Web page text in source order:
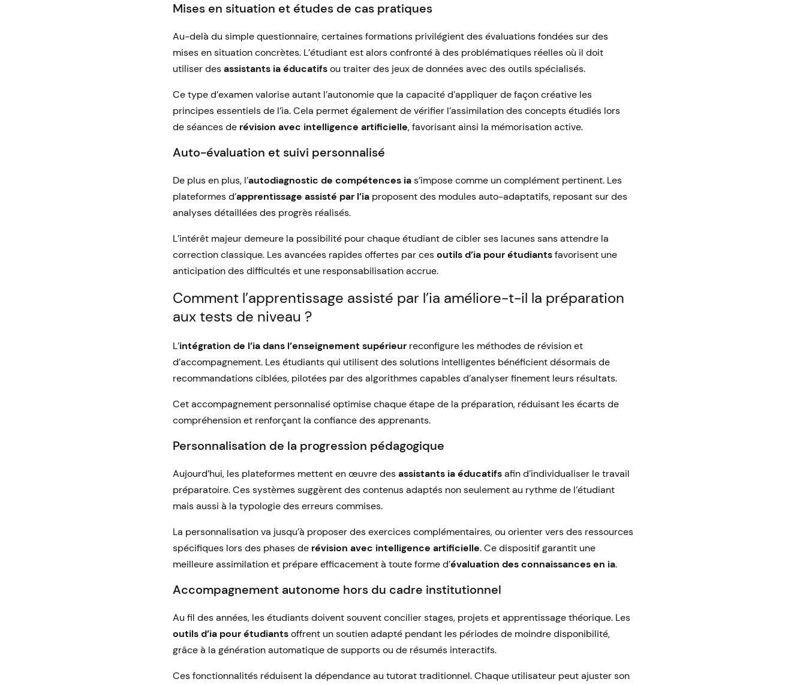
Mises en situation et études de cas pratiques
Au-delà du simple questionnaire, certaines formations privilégient des évaluations fondées sur des
mises en situation concrètes. L’étudiant est alors confronté à des problématiques réelles où il doit
utiliser desassistants ia éducatifsou traiter des jeux de données avec des outils spécialisés.
Ce type d’examen valorise autant l’autonomie que la capacité d’appliquer de façon créative les
principes essentiels de l’ia. Cela permet également de vérifier l’assimilation des concepts étudiés lors
de séances de révision avec intelligence artificielle, favorisant ainsi la mémorisation active.
Auto-évaluation et suivi personnalisé
De plus en plus, l’autodiagnostic de compétences ias’impose comme un complément pertinent. Les
plateformes d’apprentissage assisté par l’ia proposent des modules auto-adaptatifs, reposant sur des
analyses détaillées des progrès réalisés.
L’intérêt majeur demeure la possibilité pour chaque étudiant de cibler ses lacunes sans attendre la
correction classique. Les avancées rapides offertes par cesoutils d’ia pour étudiantsfavorisent une
anticipation des difficultés et une responsabilisation accrue.
Comment l’apprentissage assisté par l’ia améliore-t-il la préparation
aux tests de niveau ?
L’intégration de l’ia dans l’enseignement supérieur reconfigure les méthodes de révision et
d’accompagnement. Les étudiants qui utilisent des solutions intelligentes bénéficient désormais de
recommandations ciblées, pilotées par des algorithmes capables d’analyser finement leurs résultats.
Cet accompagnement personnalisé optimise chaque étape de la préparation, réduisant les écarts de
compréhension et renforçant la confiance des apprenants.
Personnalisation de la progression pédagogique
Aujourd’hui, les plateformes mettent en œuvre desassistants ia éducatifsafin d’individualiser le travail
préparatoire. Ces systèmes suggèrent des contenus adaptés non seulement au rythme de l’étudiant
mais aussi à la typologie des erreurs commises.
La personnalisation va jusqu’à proposer des exercices complémentaires, ou orienter vers des ressources
spécifiques lors des phases de révision avec intelligence artificielle. Ce dispositif garantit une
meilleure assimilation et prépare efficacement à toute forme d’évaluation des connaissances en ia.
Accompagnement autonome hors du cadre institutionnel
Au fil des années, les étudiants doivent souvent concilier stages, projets et apprentissage théorique. Les
outils d’ia pour étudiantsoffrent un soutien adapté pendant les périodes de moindre disponibilité,
grâce à la génération automatique de supports ou de résumés interactifs.
Ces fonctionnalités réduisent la dépendance au tutorat traditionnel. Chaque utilisateur peut ajuster son